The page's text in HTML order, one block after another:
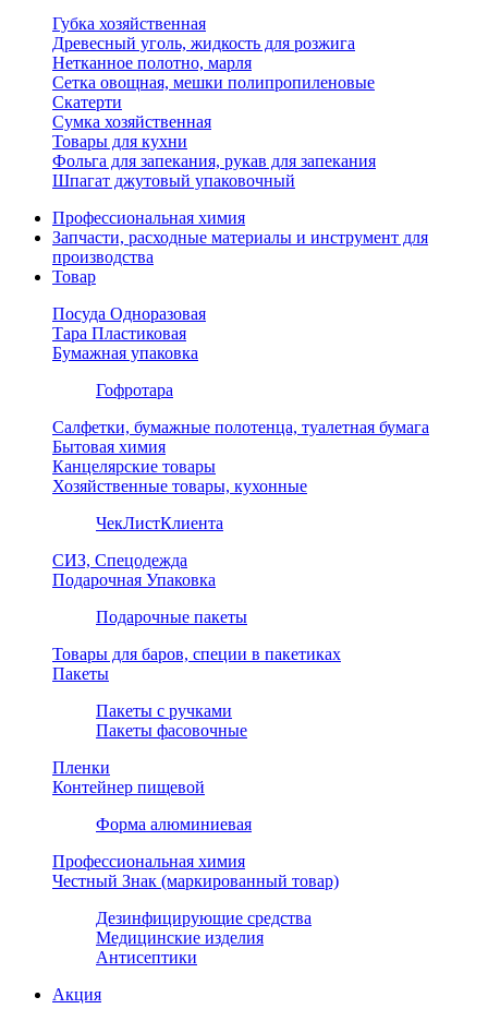
Губка хозяйственная
Древесный уголь, жидкость для розжига
Нетканное полотно, марля
Сетка овощная, мешки полипропиленовые
Скатерти
Сумка хозяйственная
Товары для кухни
Фольга для запекания, рукав для запекания
Шпагат джутовый упаковочный
Профессиональная химия
Запчасти, расходные материалы и инструмент для
производства
Товар
Посуда Одноразовая
Тара Пластиковая
Бумажная упаковка
Гофротара
Салфетки, бумажные полотенца, туалетная бумага
Бытовая химия
Канцелярские товары
Хозяйственные товары, кухонные
ЧекЛистКлиента
СИЗ, Спецодежда
Подарочная Упаковка
Подарочные пакеты
Товары для баров, специи в пакетиках
Пакеты
Пакеты с ручками
Пакеты фасовочные
Пленки
Контейнер пищевой
Форма алюминиевая
Профессиональная химия
Честный Знак (маркированный товар)
Дезинфицирующие средства
Медицинские изделия
Антисептики
Акция